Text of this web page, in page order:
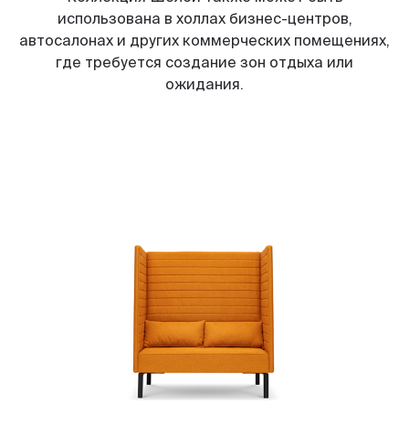
использована в холлах бизнес-центров,
автосалонах и других коммерческих помещениях,
где требуется создание зон отдыха или
ожидания.